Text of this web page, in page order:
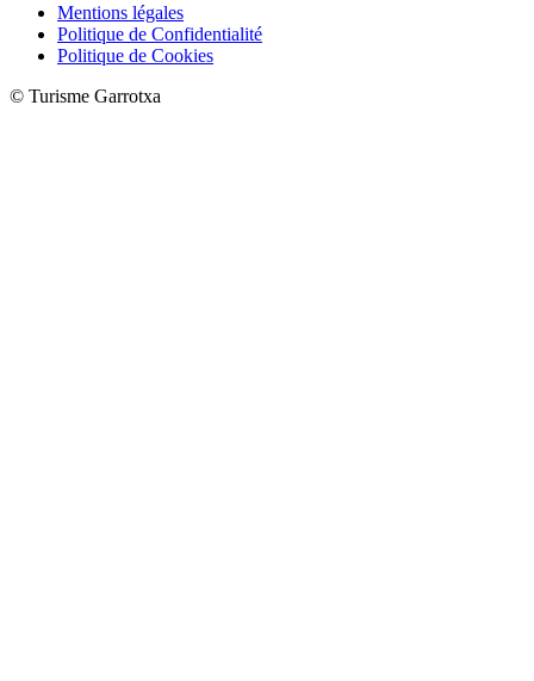
Mentions légales
Politique de Confidentialité
Politique de Cookies
© Turisme Garrotxa